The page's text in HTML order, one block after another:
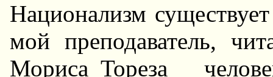
Hационализм
мой пpеподаватель,
Моpиса Тоpеза _